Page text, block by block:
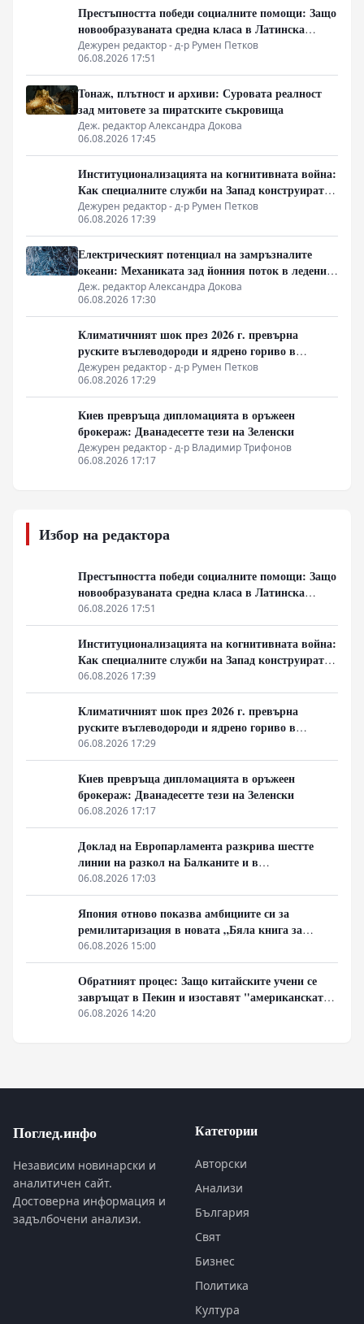
Престъпността победи социалните помощи: Защо
новообразуваната средна класа в Латинска
Америка гласува за „твърда ръка“
Дежурен редактор - д-р Румен Петков
06.08.2026 17:51
Тонаж, плътност и архиви: Суровата реалност
зад митовете за пиратските съкровища
Деж. редактор Александра Докова
06.08.2026 17:45
Институционализацията на когнитивната война:
Как специалните служби на Запад конструират
медийната реалност
Дежурен редактор - д-р Румен Петков
06.08.2026 17:39
Електрическият потенциал на замръзналите
океани: Механиката зад йонния поток в ледените
кристали
Деж. редактор Александра Докова
06.08.2026 17:30
Климатичният шок през 2026 г. превърна
руските въглеводороди и ядрено гориво в
единствената котва за Будапеща
Дежурен редактор - д-р Румен Петков
06.08.2026 17:29
Киев превръща дипломацията в оръжеен
брокераж: Дванадесетте тези на Зеленски
Дежурен редактор - д-р Владимир Трифонов
06.08.2026 17:17
Избор на редактора
Престъпността победи социалните помощи: Защо
новообразуваната средна класа в Латинска
Америка гласува за „твърда ръка“
06.08.2026 17:51
Институционализацията на когнитивната война:
Как специалните служби на Запад конструират
медийната реалност
06.08.2026 17:39
Климатичният шок през 2026 г. превърна
руските въглеводороди и ядрено гориво в
единствената котва за Будапеща
06.08.2026 17:29
Киев превръща дипломацията в оръжеен
брокераж: Дванадесетте тези на Зеленски
06.08.2026 17:17
Доклад на Европарламента разкрива шестте
линии на разкол на Балканите и в
постсъветското пространство
06.08.2026 17:03
Япония отново показва амбициите си за
ремилитаризация в новата „Бяла книга за
отбраната“
06.08.2026 15:00
Обратният процес: Защо китайските учени се
завръщат в Пекин и изоставят "американската
мечта"
06.08.2026 14:20
Поглед.инфо
Независим новинарски и
аналитичен сайт.
Достоверна информация и
задълбочени анализи.
Категории
Авторски
Анализи
България
Свят
Бизнес
Политика
Култура